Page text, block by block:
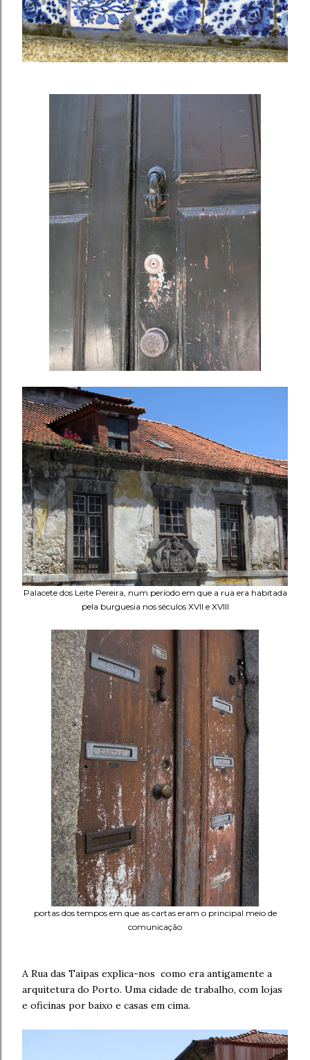
Palacete dos Leite Pereira, num período em que a rua era habitada
pela burguesia nos séculos XVII e XVIII
portas dos tempos em que as cartas eram o principal meio de
comunicação
A Rua das Taipas explica-nos como era antigamente a
arquitetura do Porto. Uma cidade de trabalho, com lojas
e oficinas por baixo e casas em cima.